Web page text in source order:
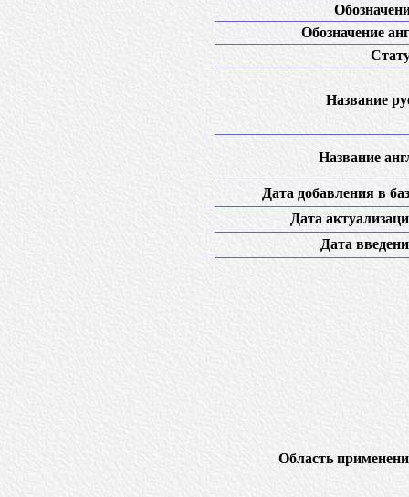
Обозначение
Название
Название
Дата добавления в
Дата
Дата
Область